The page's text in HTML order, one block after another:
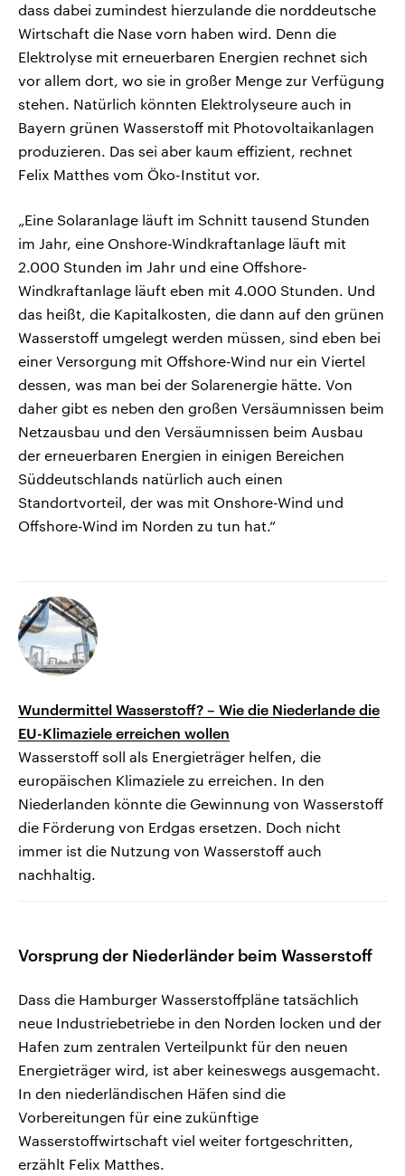
dass dabei zumindest hierzulande die norddeutsche
Wirtschaft die Nase vorn haben wird. Denn die
Elektrolyse mit erneuerbaren Energien rechnet sich
vor allem dort, wo sie in großer Menge zur Verfügung
stehen. Natürlich könnten Elektrolyseure auch in
Bayern grünen Wasserstoff mit Photovoltaikanlagen
produzieren. Das sei aber kaum effizient, rechnet
Felix Matthes vom Öko-Institut vor.
„Eine Solaranlage läuft im Schnitt tausend Stunden
im Jahr, eine Onshore-Windkraftanlage läuft mit
2.000 Stunden im Jahr und eine Offshore-
Windkraftanlage läuft eben mit 4.000 Stunden. Und
das heißt, die Kapitalkosten, die dann auf den grünen
Wasserstoff umgelegt werden müssen, sind eben bei
einer Versorgung mit Offshore-Wind nur ein Viertel
dessen, was man bei der Solarenergie hätte. Von
daher gibt es neben den großen Versäumnissen beim
Netzausbau und den Versäumnissen beim Ausbau
der erneuerbaren Energien in einigen Bereichen
Süddeutschlands natürlich auch einen
Standortvorteil, der was mit Onshore-Wind und
Offshore-Wind im Norden zu tun hat.“
Wundermittel Wasserstoff? – Wie die Niederlande die
EU-Klimaziele erreichen wollen
Wasserstoff soll als Energieträger helfen, die
europäischen Klimaziele zu erreichen. In den
Niederlanden könnte die Gewinnung von Wasserstoff
die Förderung von Erdgas ersetzen. Doch nicht
immer ist die Nutzung von Wasserstoff auch
nachhaltig.
Vorsprung der Niederländer beim Wasserstoff
Dass die Hamburger Wasserstoffpläne tatsächlich
neue Industriebetriebe in den Norden locken und der
Hafen zum zentralen Verteilpunkt für den neuen
Energieträger wird, ist aber keineswegs ausgemacht.
In den niederländischen Häfen sind die
Vorbereitungen für eine zukünftige
Wasserstoffwirtschaft viel weiter fortgeschritten,
erzählt Felix Matthes.